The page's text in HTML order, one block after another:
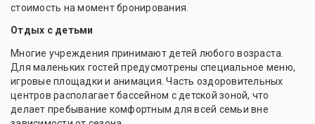
стоимость на момент бронирования.
Отдых с детьми
Многие учреждения принимают детей любого возраста.
Для маленьких гостей предусмотрены специальное меню,
игровые площадки и анимация. Часть оздоровительных
центров располагает бассейном с детской зоной, что
делает пребывание комфортным для всей семьи вне